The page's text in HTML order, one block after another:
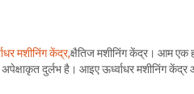
मशीनिंग केंद्र,क्षैतिज मशीनिंग केंद्र। आम एक
दुर्लभ है। आइए ऊर्ध्वाधर मशीनिंग